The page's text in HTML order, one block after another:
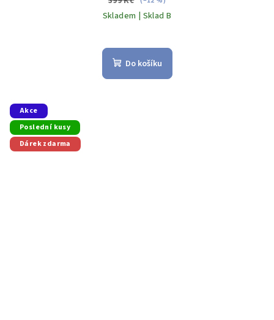
Skladem | Sklad B
Do košíku
Akce
Poslední kusy
Dárek zdarma